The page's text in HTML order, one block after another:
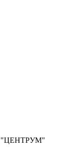
"ЦЕНТРУМ"